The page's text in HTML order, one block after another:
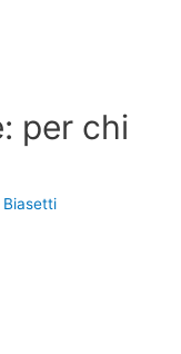
per chi
Biasetti